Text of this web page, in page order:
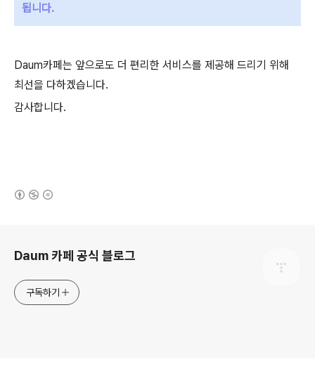
됩니다.
Daum카페는 앞으로도 더 편리한 서비스를 제공해 드리기 위해
최선을 다하겠습니다.
감사합니다.
Daum 카페 공식 블로그
구독하기